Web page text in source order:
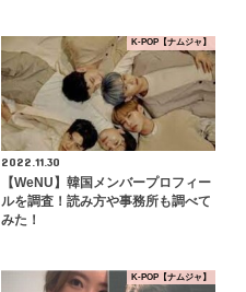
K-POP【ナムジャ】
2022.11.30
【WeNU】韓国メンバープロフィー
ルを調査！読み方や事務所も調べて
みた！
K-POP【ナムジャ】